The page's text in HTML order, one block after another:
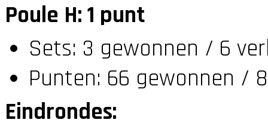
Poule H: 1 punt
Sets: 3 gewonnen / 6
Punten: 66 gewonnen /
Eindrondes: